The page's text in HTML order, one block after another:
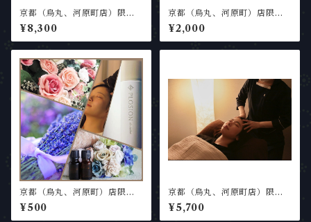
京都（烏丸、河原町店）限定
【90分】【PC・スマホ疲
れ】目・手・頭すっきりヘッ
ドスパ90分
¥8,300
京都（烏丸、河原町）店限定
＜オプション＞選べるアロマ
付きハンドトリートメント（1
5分延長）
¥2,000
京都（烏丸、河原町）店限定
＜オプション＞選べるアロマ
¥500
京都（烏丸、河原町店）限定
【60分】ドライヘッドスパ
60分コース
¥5,700